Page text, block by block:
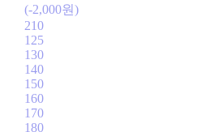
(-2,000원)
210
125
130
140
150
160
170
180